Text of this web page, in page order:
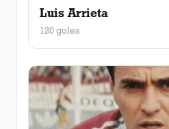
Luis Arrieta
120 goles